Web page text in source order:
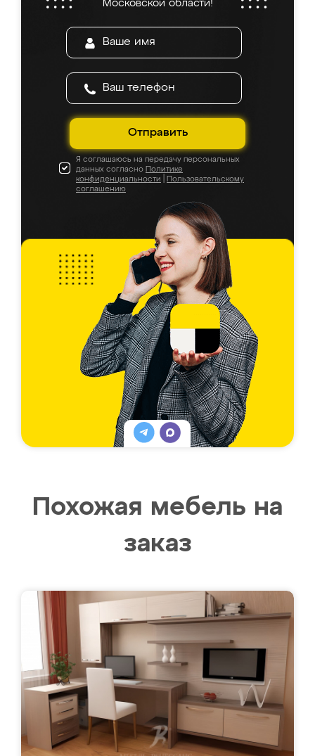
Московской области!
Отправить
Я соглашаюсь на передачу персональных
данных согласно Политике
конфиденциальности
Пользовательскому
соглашению
Похожая мебель на
заказ